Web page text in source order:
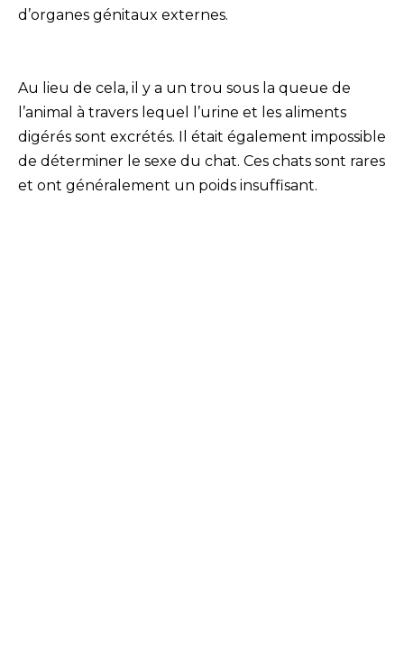
d’organes génitaux externes.
Au lieu de cela, il y a un trou sous la queue de
l’animal à travers lequel l’urine et les aliments
digérés sont excrétés. Il était également impossible
de déterminer le sexe du chat. Ces chats sont rares
et ont généralement un poids insuffisant.